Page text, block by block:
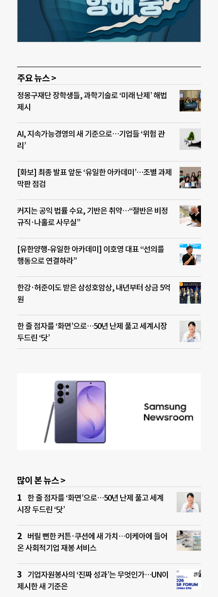
주요 뉴스 >
정몽구재단 장학생들, 과학기술로 ‘미래 난제’ 해법
제시
AI, 지속가능경영의 새 기준으로…기업들 ‘위험 관
리’
[화보] 최종 발표 앞둔 ‘유일한 아카데미’…조별 과제
막판 점검
커지는 공익 법률 수요, 기반은 취약…“절반은 비정
규직·나홀로 사무실”
[유한양행-유일한 아카데미] 이호영 대표 “선의를
행동으로 연결하라”
한강·허준이도 받은 삼성호암상, 내년부터 상금 5억
원
한 줄 점자를 ‘화면’으로…50년 난제 풀고 세계시장
두드린 ‘닷’
많이 본 뉴스 >
한 줄 점자를 ‘화면’으로…50년 난제 풀고 세계
시장 두드린 ‘닷’
버릴 뻔한 커튼·쿠션에 새 가치…이케아에 들어
온 사회적기업 재봉 서비스
기업자원봉사의 ‘진짜 성과’는 무엇인가…UN이
제시한 새 기준은